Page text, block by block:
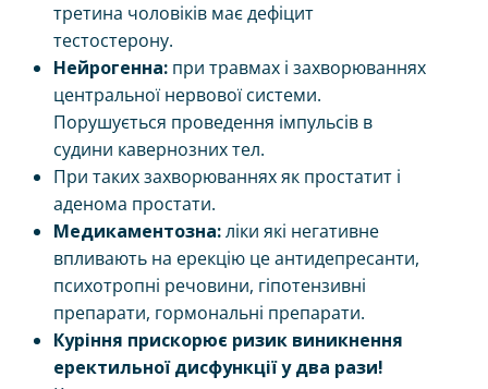
третина чоловіків має дефіцит
тестостерону.
Нейрогенна: при травмах і захворюваннях
центральної нервової системи.
Порушується проведення імпульсів в
судини кавернозних тел.
При таких захворюваннях як простатит і
аденома простати.
Медикаментозна:ліки які негативне
впливають на ерекцію це антидепресанти,
психотропні речовини, гіпотензивні
препарати, гормональні препарати.
Куріння прискорює ризик виникнення
еректильної дисфункції у два рази!